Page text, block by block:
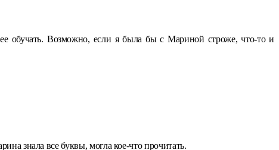
обучать. Возможно, если я была бы с Мариной строже, что-то и
знала все буквы, могла кое-что прочитать.